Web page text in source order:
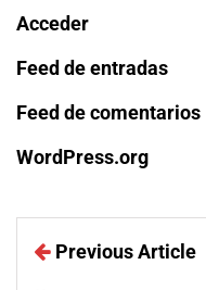
Acceder
Feed de entradas
Feed de comentarios
WordPress.org
Previous Article